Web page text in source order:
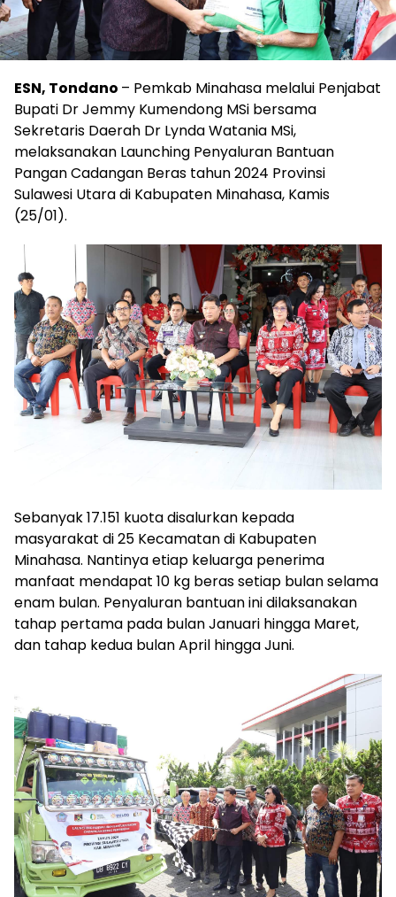
ESN, Tondano – Pemkab Minahasa melalui Penjabat
Bupati Dr Jemmy Kumendong MSi bersama
Sekretaris Daerah Dr Lynda Watania MSi,
melaksanakan Launching Penyaluran Bantuan
Pangan Cadangan Beras tahun 2024 Provinsi
Sulawesi Utara di Kabupaten Minahasa, Kamis
(25/01).
Sebanyak 17.151 kuota disalurkan kepada
masyarakat di 25 Kecamatan di Kabupaten
Minahasa. Nantinya etiap keluarga penerima
manfaat mendapat 10 kg beras setiap bulan selama
enam bulan. Penyaluran bantuan ini dilaksanakan
tahap pertama pada bulan Januari hingga Maret,
dan tahap kedua bulan April hingga Juni.